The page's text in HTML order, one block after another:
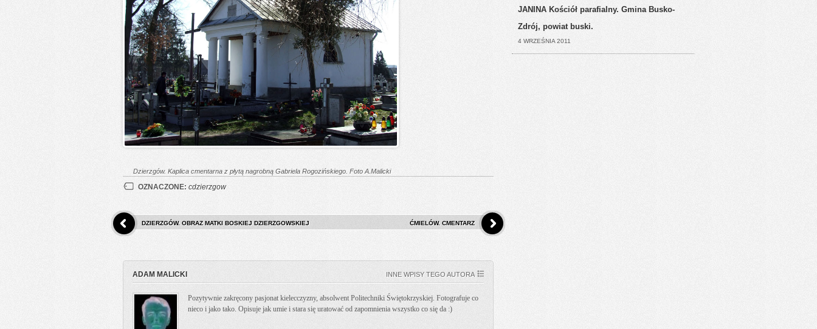
Dzierzgów. Kaplica cmentarna z płytą nagrobną Gabriela Rogozińskiego. Foto A.Malicki
OZNACZONE: cdzierzgow
DZIERZGÓW. OBRAZ MATKI BOSKIEJ DZIERZGOWSKIEJ ĆMIELÓW. CMENTARZ
ADAM MALICKI INNE WPISY TEGO AUTORA
Pozytywnie zakręcony pasjonat kielecczyzny, absolwent Politechniki Świętokrzyskiej. Fotografuje co
nieco i jako tako. Opisuje jak umie i stara się uratować od zapomnienia wszystko co się da :)
JANINA Kościół parafialny. Gmina Busko-
Zdrój, powiat buski.
4 WRZEŚNIA 2011